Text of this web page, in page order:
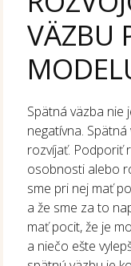
VÄZBU
Spätná väzba nie
negatívna.
rozvíjať. Podporiť
osobnosti alebo
sme pri nej mať
a že sme za to
mať pocit, že je
a niečo ešte